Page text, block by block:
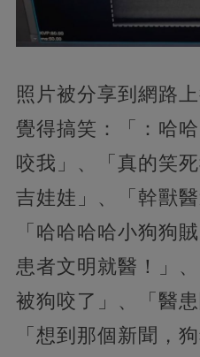
照片被分享到網路
覺得搞笑：「：哈
咬我」、「真的笑
吉娃娃」、「幹獸醫
「哈哈哈哈小狗狗
患者文明就醫！」
被狗咬了」、「醫
「想到那個新聞，